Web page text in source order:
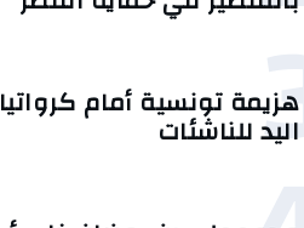
3
هزيمة تونسية أمام
اليد للناشئات